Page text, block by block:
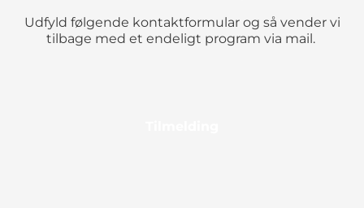
Udfyld følgende kontaktformular og så vender vi
tilbage med et endeligt program via mail.